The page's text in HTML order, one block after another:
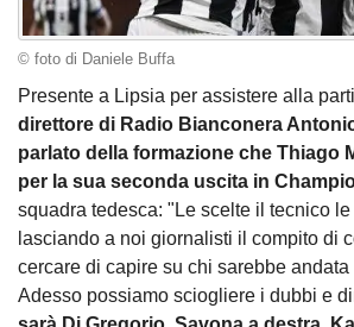
© foto di Daniele Buffa
Presente a Lipsia per assistere alla
direttore di Radio Bianconera
parlato della formazione che Thiago
per la sua seconda uscita in
squadra tedesca: "Le scelte il tecnico le
lasciando a noi giornalisti il compito di
cercare di capire su chi sarebbe
Adesso possiamo sciogliere i dubbi e